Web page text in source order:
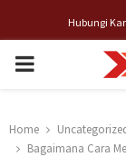
Hubungi
PRIMARY
Home
Bagaimana Cara